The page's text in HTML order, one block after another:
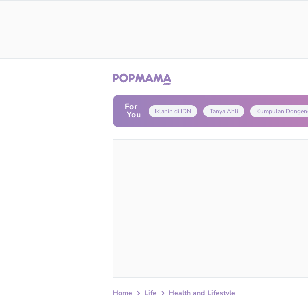
For
You Iklanin di IDN Tanya Ahli Kumpulan